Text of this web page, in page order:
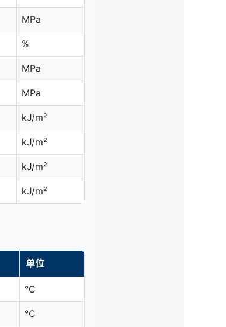
MPa
%
MPa
MPa
kJ/m²
kJ/m²
kJ/m²
kJ/m²
单位
°C
°C